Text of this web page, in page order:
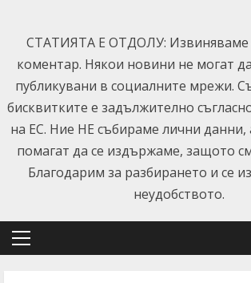
content
СТАТИЯТА Е ОТДОЛУ: Извиняваме
коментар. Някои новини не могат
публикувани в социалните мрежи.
бисквитките е задължително
на ЕС. Ние НЕ събираме лични данни,
помагат да се издържаме, защото
Благодарим за разбирането и се
неудобството.
Primary